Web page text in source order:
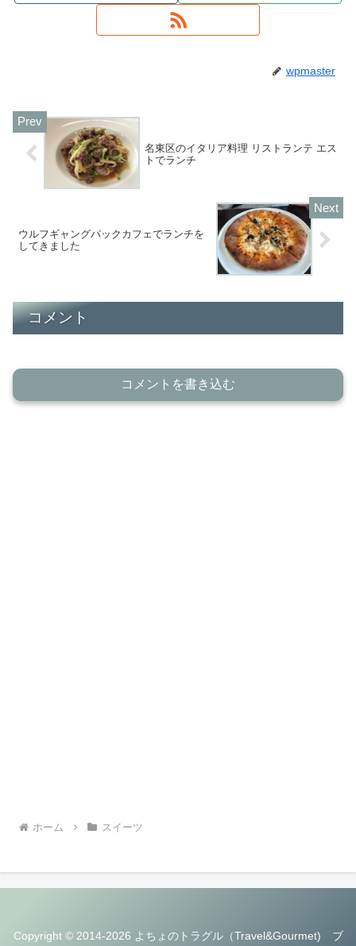
wpmaster
名東区のイタリア料理 リストランテ エス
トでランチ
ウルフギャングパックカフェでランチを
してきました
コメント
コメントを書き込む
ホーム スイーツ
Copyright © 2014-2026 よちょのトラグル（Travel&Gourmet) ブ